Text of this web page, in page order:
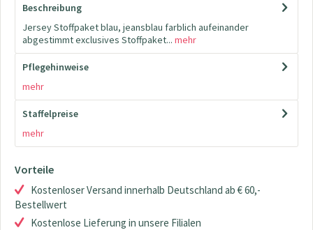
Beschreibung
Jersey Stoffpaket blau, jeansblau farblich aufeinander
abgestimmt exclusives Stoffpaket... mehr
Pflegehinweise
mehr
Staffelpreise
mehr
Vorteile
Kostenloser Versand innerhalb Deutschland ab € 60,-
Bestellwert
Kostenlose Lieferung in unsere Filialen